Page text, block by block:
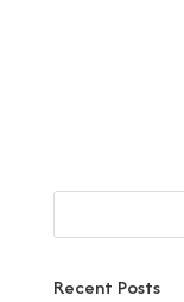
Recent Posts